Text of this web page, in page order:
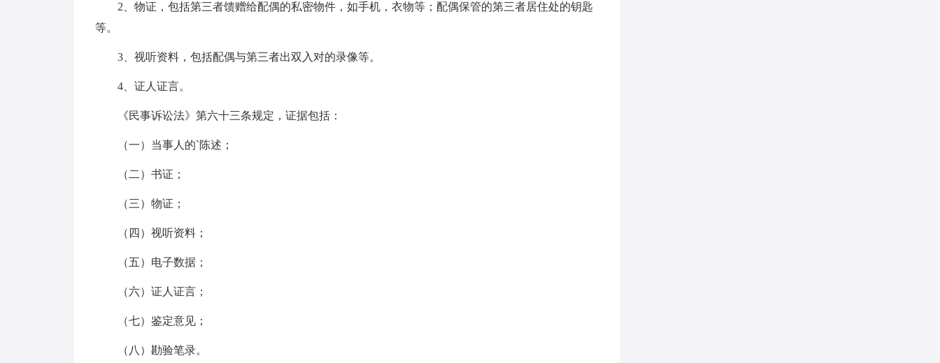
2、物证，包括第三者馈赠给配偶的私密物件，如手机，衣物等；配偶保管的第三者居住处的钥匙
等。
3、视听资料，包括配偶与第三者出双入对的录像等。
4、证人证言。
《民事诉讼法》第六十三条规定，证据包括：
（一）当事人的`陈述；
（二）书证；
（三）物证；
（四）视听资料；
（五）电子数据；
（六）证人证言；
（七）鉴定意见；
（八）勘验笔录。